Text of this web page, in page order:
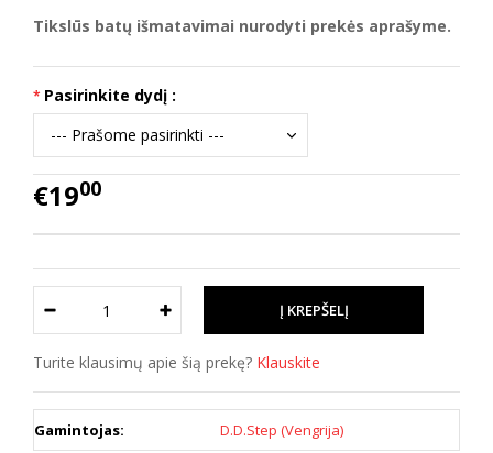
Tikslūs batų išmatavimai nurodyti prekės aprašyme.
Pasirinkite dydį :
€1900
Turite klausimų apie šią prekę? Klauskite
Gamintojas: D.D.Step (Vengrija)